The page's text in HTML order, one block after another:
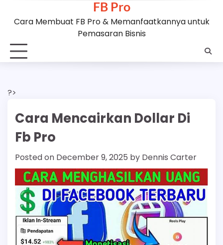
FB Pro
Cara Membuat FB Pro & Memanfaatkannya untuk
Pemasaran Bisnis
?>
Cara Mencairkan Dollar Di
Fb Pro
Posted on December 9, 2025 by Dennis Carter